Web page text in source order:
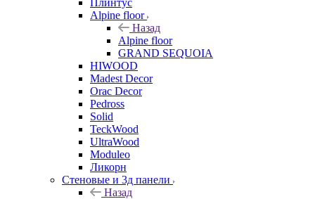
Плинтус
Alpine floor
Назад
Alpine floor
GRAND SEQUOIA
HIWOOD
Madest Decor
Orac Decor
Pedross
Solid
TeckWood
UltraWood
Moduleo
Ликорн
Стеновые и 3д панели
Назад